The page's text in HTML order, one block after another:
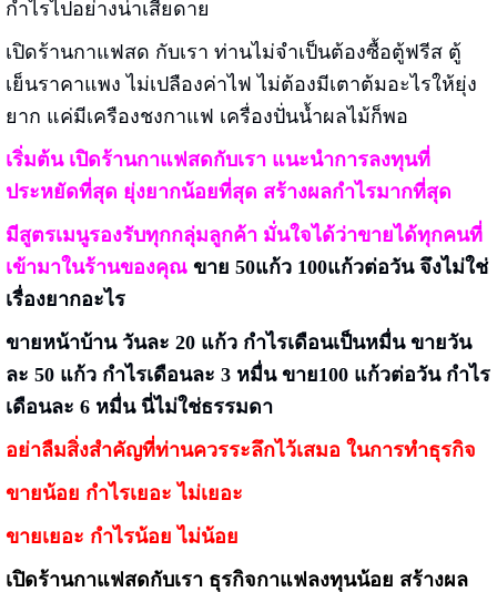
กำไรไปอย่างน่าเสียดาย
เปิดร้านกาแฟสด กับเรา ท่านไม่จำเป็นต้องซื้อตู้ฟรีส ตู้
เย็นราคาแพง ไม่เปลืองค่าไฟ ไม่ต้องมีเตาต้มอะไรให้ยุ่ง
ยาก แค่มีเครืองชงกาแฟ เครื่องปั่นน้ำผลไม้ก็พอ
เริ่มต้น เปิดร้านกาแฟสดกับเรา แนะนำการลงทุนที่
ประหยัดที่สุด ยุ่งยากน้อยที่สุด สร้างผลกำไรมากที่สุด
มีสูตรเมนูรองรับทุกกลุ่มลูกค้า มั่นใจได้ว่าขายได้ทุกคนที่
เข้ามาในร้านของคุณ ขาย 50แก้ว 100แก้วต่อวัน จึงไม่ใช่
เรื่องยากอะไร
ขายหน้าบ้าน วันละ 20 แก้ว กำไรเดือนเป็นหมื่น ขายวัน
ละ 50 แก้ว กำไรเดือนละ 3 หมื่น ขาย100 แก้วต่อวัน กำไร
เดือนละ 6 หมื่น นี่ไม่ใช่ธรรมดา
อย่าลืมสิ่งสำคัญที่ท่านควรระลึกไว้เสมอ ในการทำธุรกิจ
ขายน้อย กำไรเยอะ ไม่เยอะ
ขายเยอะ กำไรน้อย ไม่น้อย
เปิดร้านกาแฟสดกับเรา ธุรกิจกาแฟลงทุนน้อย สร้างผล